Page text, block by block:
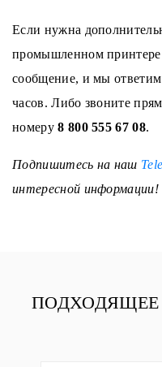
Если нужна
промышленном принтере
сообщение, и мы
часов. Либо звоните
номеру8 800 555 67 08.
Подпишитесь на наш
интересной информации!
ПОДХОДЯЩЕЕ